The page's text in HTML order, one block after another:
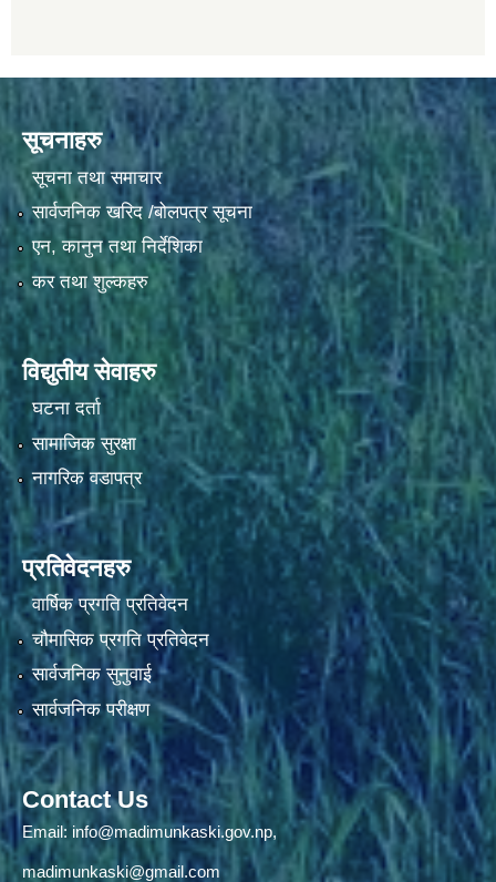
सूचनाहरु
सूचना तथा समाचार
सार्वजनिक खरिद /बोलपत्र सूचना
एन, कानुन तथा निर्देशिका
कर तथा शुल्कहरु
विद्युतीय सेवाहरु
घटना दर्ता
सामाजिक सुरक्षा
नागरिक वडापत्र
प्रतिवेदनहरु
वार्षिक प्रगति प्रतिवेदन
चौमासिक प्रगति प्रतिवेदन
सार्वजनिक सुनुवाई
सार्वजनिक परीक्षण
Contact Us
Email: info@madimunkaski.gov.np,
madimunkaski@gmail.com